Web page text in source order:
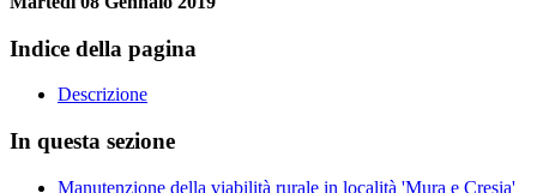
Indice della pagina
Descrizione
In questa sezione
Manutenzione della viabilità rurale in località 'Mura e Cresia'